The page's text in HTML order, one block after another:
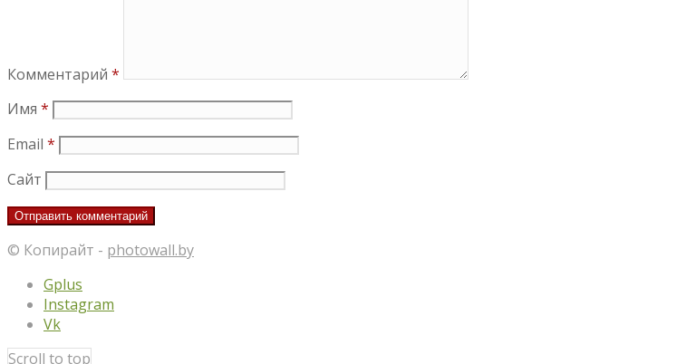
Комментарий *
Имя *
Email *
Сайт
© Копирайт - photowall.by
Gplus
Instagram
Vk
Scroll to top